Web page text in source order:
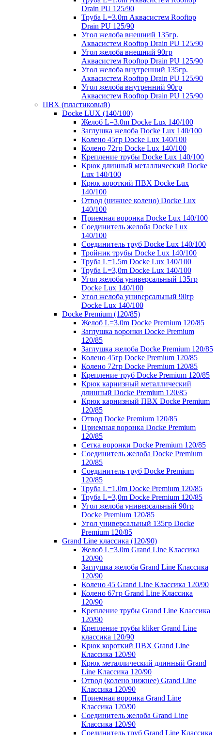
Drain PU 125/90
Труба L=3.0m Аквасистем Rooftop
Drain PU 125/90
Угол желоба внешний 135гр.
Аквасистем Rooftop Drain PU 125/90
Угол желоба внешний 90гр
Аквасистем Rooftop Drain PU 125/90
Угол желоба внутренний 135гр.
Аквасистем Rooftop Drain PU 125/90
Угол желоба внутренний 90гр
Аквасистем Rooftop Drain PU 125/90
ПВХ (пластиковый)
Docke LUX (140/100)
Желоб L=3.0m Docke Lux 140/100
Заглушка желоба Docke Lux 140/100
Колено 45гр Docke Lux 140/100
Колено 72гр Docke Lux 140/100
Крепление трубы Docke Lux 140/100
Крюк длинный металлический Docke
Lux 140/100
Крюк короткий ПВХ Docke Lux
140/100
Отвод (нижнее колено) Docke Lux
140/100
Приемная воронка Docke Lux 140/100
Соединитель желоба Docke Lux
140/100
Соединитель труб Docke Lux 140/100
Тройник трубы Docke Lux 140/100
Труба L=1.5m Docke Lux 140/100
Труба L=3,0m Docke Lux 140/100
Угол желоба универсальный 135гр
Docke Lux 140/100
Угол желоба универсальный 90гр
Docke Lux 140/100
Docke Premium (120/85)
Желоб L=3.0m Docke Premium 120/85
Заглушка воронки Docke Premium
120/85
Заглушка желоба Docke Premium 120/85
Колено 45гр Docke Premium 120/85
Колено 72гр Docke Premium 120/85
Крепление труб Docke Premium 120/85
Крюк карнизный металлический
длинный Docke Premium 120/85
Крюк карнизный ПВХ Docke Premium
120/85
Отвод Docke Premium 120/85
Приемная воронка Docke Premium
120/85
Сетка воронки Docke Premium 120/85
Соединитель желоба Docke Premium
120/85
Соединитель труб Docke Premium
120/85
Труба L=1.0m Docke Premium 120/85
Труба L=3,0m Docke Premium 120/85
Угол желоба универсальный 90гр
Docke Premium 120/85
Угол универсальный 135гр Docke
Premium 120/85
Grand Line классика (120/90)
Желоб L=3.0m Grand Line Классика
120/90
Заглушка желоба Grand Line Классика
120/90
Колено 45 Grand Line Классика 120/90
Колено 67гр Grand Line Классика
120/90
Крепление трубы Grand Line Классика
120/90
Крепление трубы kliker Grand Line
классика 120/90
Крюк короткий ПВХ Grand Line
Классика 120/90
Крюк металлический длинный Grand
Line Классика 120/90
Отвод (колено нижнее) Grand Line
Классика 120/90
Приемная воронка Grand Line
Классика 120/90
Соединитель желоба Grand Line
Классика 120/90
Соединитель труб Grand Line Классика